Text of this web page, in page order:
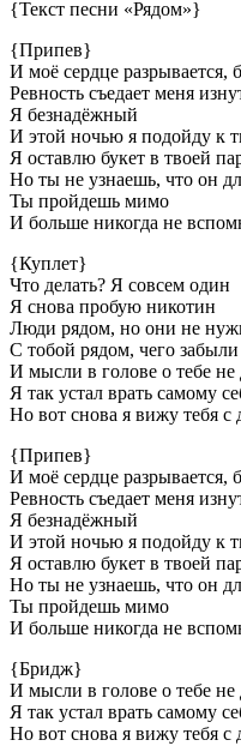
{Текст песни «Рядом»}
{Припев}
И моё сердце разрывается,
Ревность съедает меня
Я безнадёжный
И этой ночью я подойду к
Я оставлю букет в твоей
Но ты не узнаешь, что он
Ты пройдешь мимо
И больше никогда не
{Куплет}
Что делать? Я совсем один
Я снова пробую никотин
Люди рядом, но они не
С тобой рядом, чего
И мысли в голове о тебе
Я так устал врать самому
Но вот снова я вижу тебя с
{Припев}
И моё сердце разрывается,
Ревность съедает меня
Я безнадёжный
И этой ночью я подойду к
Я оставлю букет в твоей
Но ты не узнаешь, что он
Ты пройдешь мимо
И больше никогда не
{Бридж}
И мысли в голове о тебе
Я так устал врать самому
Но вот снова я вижу тебя с